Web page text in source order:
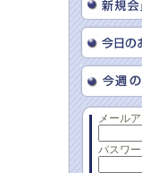
メール
パスワ